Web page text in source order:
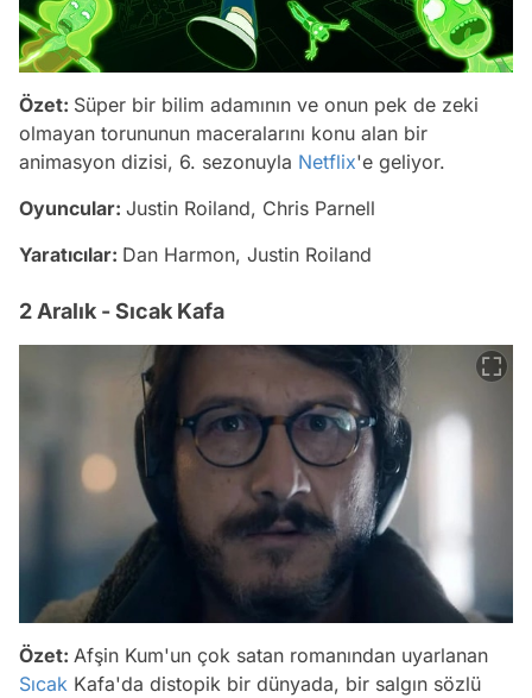
Özet: Süper bir bilim adamının ve onun pek de zeki
olmayan torununun maceralarını konu alan bir
animasyon dizisi, 6. sezonuyla Netflix'e geliyor.
Oyuncular: Justin Roiland, Chris Parnell
Yaratıcılar: Dan Harmon, Justin Roiland
2 Aralık - Sıcak Kafa
Özet: Afşin Kum'un çok satan romanından uyarlanan
Sıcak Kafa'da distopik bir dünyada, bir salgın sözlü